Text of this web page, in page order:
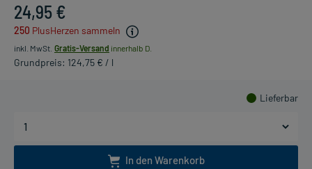
24,95 €
250 PlusHerzen sammeln
inkl. MwSt. Gratis-Versand innerhalb D.
Grundpreis: 124,75 € / l
Lieferbar
In den Warenkorb